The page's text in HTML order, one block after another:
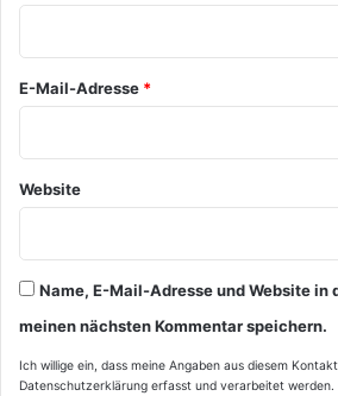
*
E-Mail-Adresse *
Website
Name, E-Mail-Adresse und Website in
meinen nächsten Kommentar speichern.
Ich willige ein, dass meine Angaben aus diesem
Datenschutzerklärung erfasst und verarbeitet